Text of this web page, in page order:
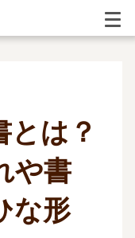
とは？
や書
な形